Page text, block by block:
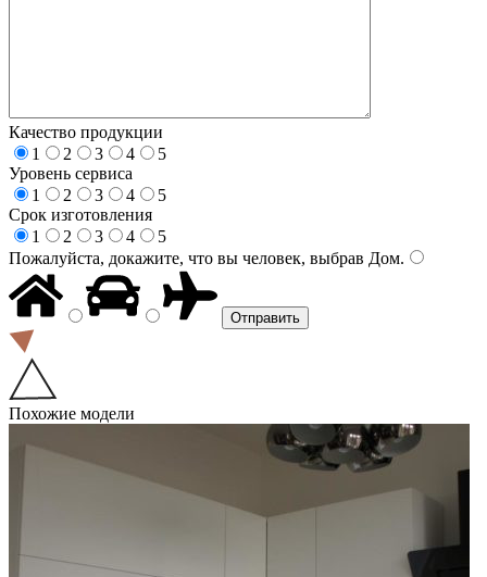
Качество продукции
1
2 3 4
5
Уровень сервиса
1
2 3 4
5
Срок изготовления
1
2 3 4
5
Пожалуйста, докажите, что вы человек, выбрав Дом.
Похожие модели